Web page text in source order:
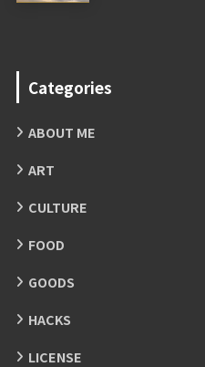
Categories
ABOUT ME
ART
CULTURE
FOOD
GOODS
HACKS
LICENSE